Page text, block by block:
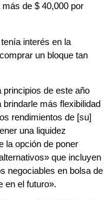
de $ 40,000 por
interés en la
un bloque tan
principios de este año
más flexibilidad
rendimientos de [su]
una liquidez
la opción de poner
que incluyen
negociables en bolsa de
en el futuro».